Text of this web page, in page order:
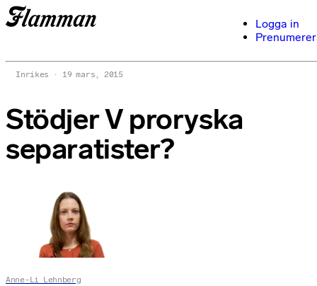
Logga in
Inrikes 19 mars, 2015
Stödjer V proryska
separatister?
Anne-Li Lehnberg